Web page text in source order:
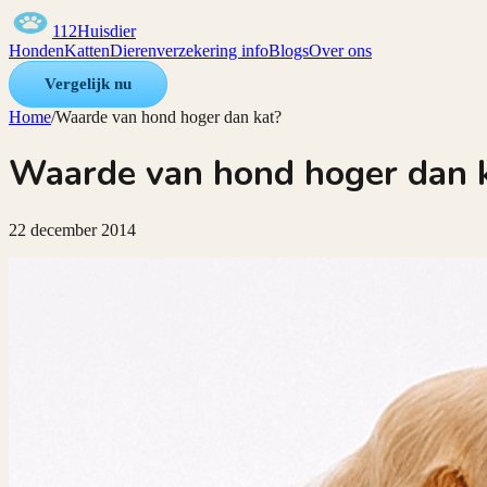
112Huisdier
HondenKattenDierenverzekering infoBlogsOver ons
Vergelijk nu
Home/Waarde van hond hoger dan kat?
Waarde van hond hoger dan
22 december 2014